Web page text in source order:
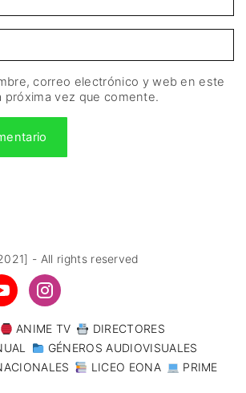
correo electrónico y web en este
próxima vez que comente.
- All rights reserved
ANIME TV
DIRECTORES
GÉNEROS AUDIOVISUALES
LICEO EONA
PRIME